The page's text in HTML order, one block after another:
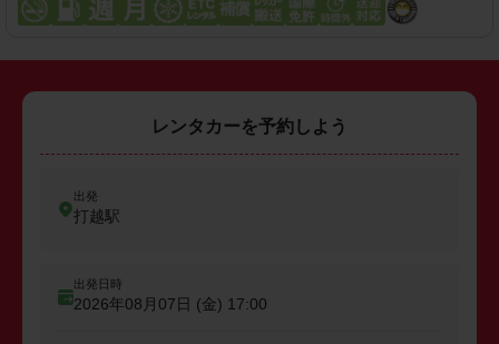
レンタカーを予約しよう
出発
打越駅
出発日時
2026年08月07日 (金) 17:00